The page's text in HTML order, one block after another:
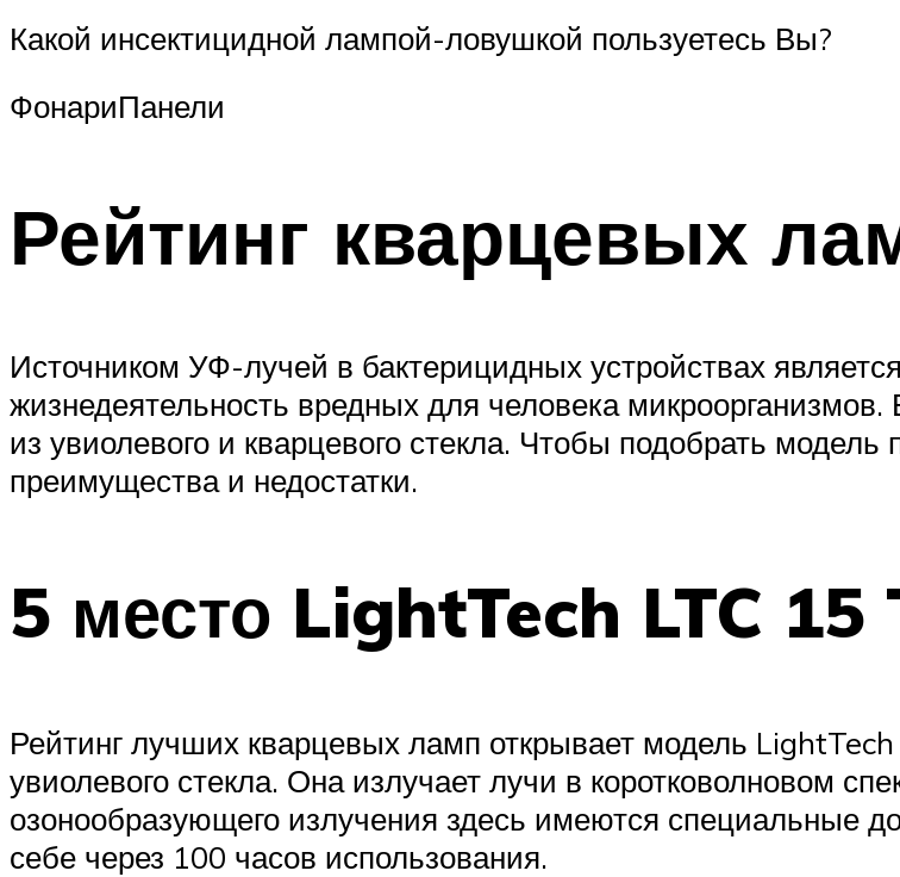
Какой инсектицидной лампой-ловушкой пользуетесь Вы?
ФонариПанели
Рейтинг кварцевых
Источником УФ-лучей в бактерицидных устройствах
жизнедеятельность вредных для человека
из увиолевого и кварцевого стекла. Чтобы подобрать
преимущества и недостатки.
5 место LightTech LTC 15
Рейтинг лучших кварцевых ламп открывает модель
увиолевого стекла. Она излучает лучи в коротковолновом
озонообразующего излучения здесь имеются специальные
себе через 100 часов использования.